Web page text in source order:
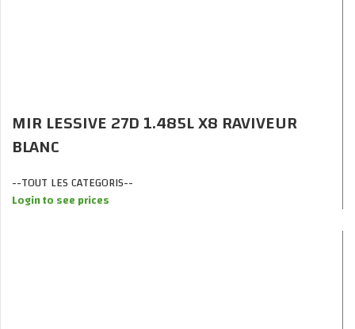
MIR LESSIVE 27D 1.485L X8 RAVIVEUR
BLANC
--TOUT LES CATEGORIS--
Login to see prices